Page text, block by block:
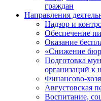
граждан
Направления
Надзор и
Обеспечение
Оказание
«Снижение
Подготовка
организаций к
Финансово-
Августовская
Воспитание,